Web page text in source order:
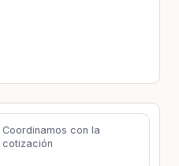
Coordinamos con la
cotización